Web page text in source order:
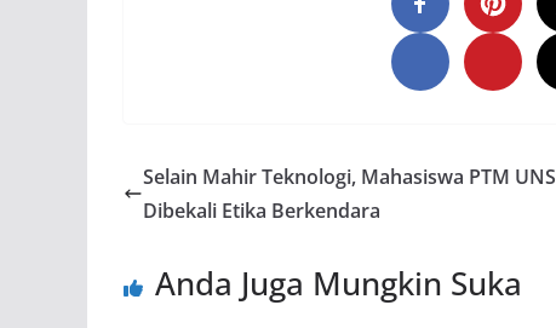
Selain Mahir Teknologi, Mahasiswa PTM UNS
Dibekali Etika Berkendara
Anda Juga Mungkin Suka